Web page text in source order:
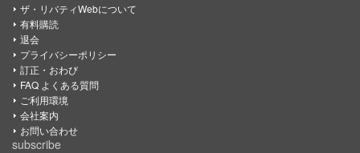
ザ・リバティWebについて
有料購読
退会
プライバシーポリシー
訂正・おわび
FAQ よくある質問
ご利用環境
会社案内
お問い合わせ
subscribe